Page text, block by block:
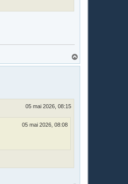
a
05 mai 2026, 08:15
05 mai 2026, 08:08